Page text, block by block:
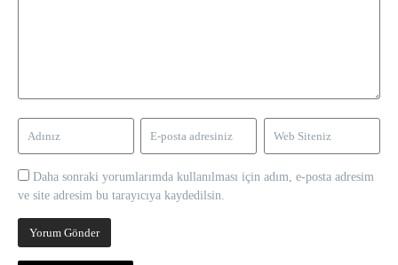
Daha sonraki yorumlarımda kullanılması için adım, e-posta adresim
ve site adresim bu tarayıcıya kaydedilsin.